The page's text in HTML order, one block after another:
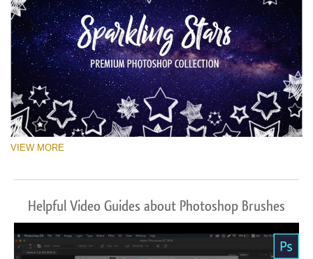
Download Gratuito
VIEW MORE
Helpful Video Guides about Photoshop Brushes